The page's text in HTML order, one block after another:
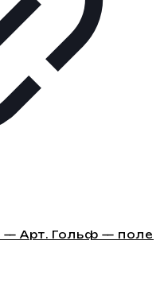
Арт. Гольф — поле